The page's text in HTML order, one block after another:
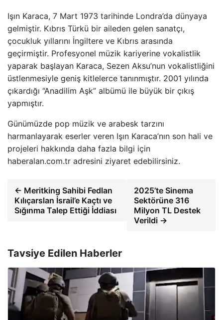
Işın Karaca, 7 Mart 1973 tarihinde Londra’da dünyaya
gelmiştir. Kıbrıs Türkü bir aileden gelen sanatçı,
çocukluk yıllarını İngiltere ve Kıbrıs arasında
geçirmiştir. Profesyonel müzik kariyerine vokalistlik
yaparak başlayan Karaca, Sezen Aksu’nun vokalistliğini
üstlenmesiyle geniş kitlelerce tanınmıştır. 2001 yılında
çıkardığı “Anadilim Aşk” albümü ile büyük bir çıkış
yapmıştır.
Günümüzde pop müzik ve arabesk tarzını
harmanlayarak eserler veren Işın Karaca’nın son hali ve
projeleri hakkında daha fazla bilgi için
haberalan.com.tr adresini ziyaret edebilirsiniz.
← Meritking Sahibi Fedlan
Kılıçarslan İsrail’e Kaçtı ve
Sığınma Talep Ettiği İddiası
2025’te Sinema
Sektörüne 316
Milyon TL Destek
Verildi →
Tavsiye Edilen Haberler